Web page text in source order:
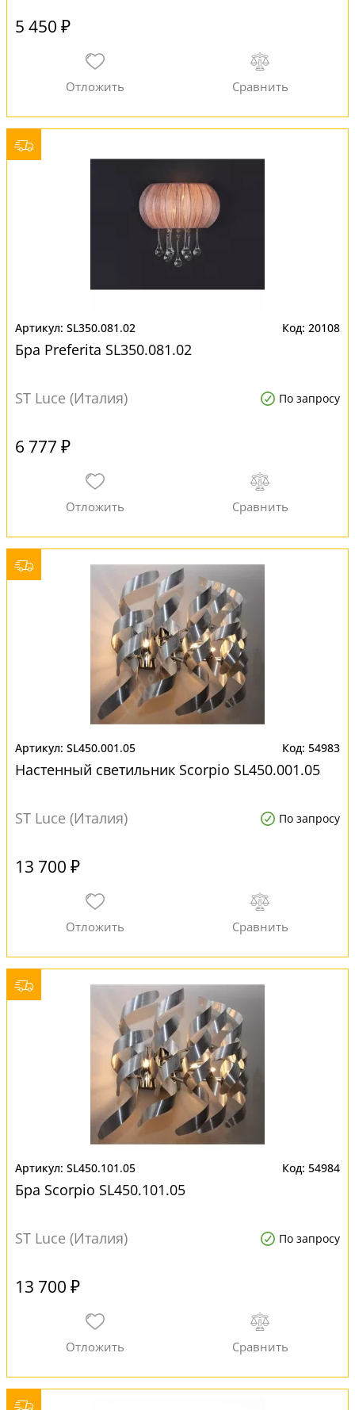
5 450 ₽
SL350.081.02 20108
Бра Preferita SL350.081.02
ST Luce (Италия) По запросу
6 777 ₽
SL450.001.05 54983
Настенный светильник Scorpio SL450.001.05
ST Luce (Италия) По запросу
13 700 ₽
SL450.101.05 54984
Бра Scorpio SL450.101.05
ST Luce (Италия) По запросу
13 700 ₽